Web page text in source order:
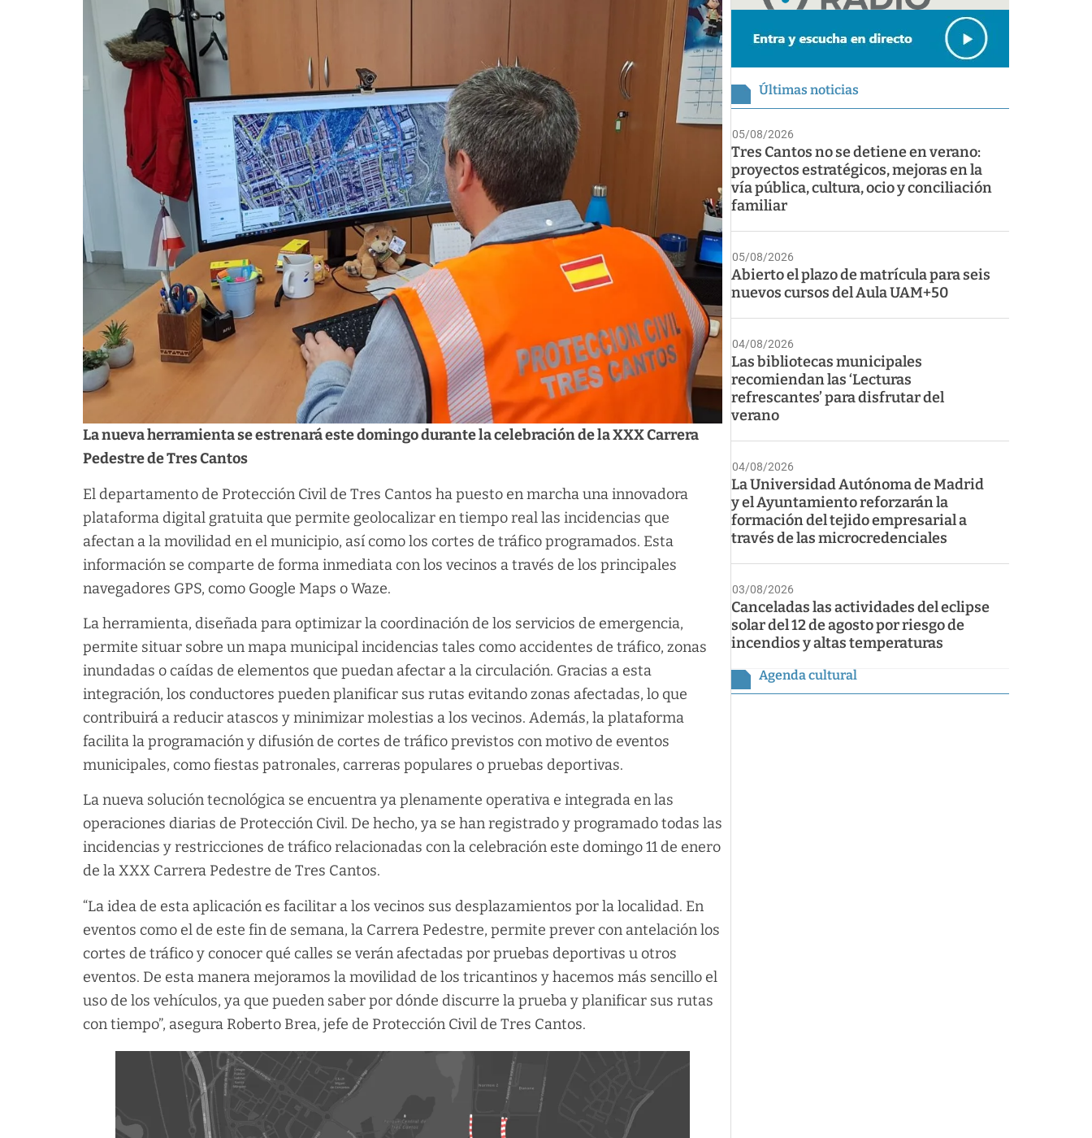
La nueva herramienta se estrenará este domingo durante la celebración de la XXX Carrera
Pedestre de Tres Cantos
El departamento de Protección Civil de Tres Cantos ha puesto en marcha una innovadora
plataforma digital gratuita que permite geolocalizar en tiempo real las incidencias que
afectan a la movilidad en el municipio, así como los cortes de tráfico programados. Esta
información se comparte de forma inmediata con los vecinos a través de los principales
navegadores GPS, como Google Maps o Waze.
La herramienta, diseñada para optimizar la coordinación de los servicios de emergencia,
permite situar sobre un mapa municipal incidencias tales como accidentes de tráfico, zonas
inundadas o caídas de elementos que puedan afectar a la circulación. Gracias a esta
integración, los conductores pueden planificar sus rutas evitando zonas afectadas, lo que
contribuirá a reducir atascos y minimizar molestias a los vecinos. Además, la plataforma
facilita la programación y difusión de cortes de tráfico previstos con motivo de eventos
municipales, como fiestas patronales, carreras populares o pruebas deportivas.
La nueva solución tecnológica se encuentra ya plenamente operativa e integrada en las
operaciones diarias de Protección Civil. De hecho, ya se han registrado y programado todas las
incidencias y restricciones de tráfico relacionadas con la celebración este domingo 11 de enero
de la XXX Carrera Pedestre de Tres Cantos.
“La idea de esta aplicación es facilitar a los vecinos sus desplazamientos por la localidad. En
eventos como el de este fin de semana, la Carrera Pedestre, permite prever con antelación los
cortes de tráfico y conocer qué calles se verán afectadas por pruebas deportivas u otros
eventos. De esta manera mejoramos la movilidad de los tricantinos y hacemos más sencillo el
uso de los vehículos, ya que pueden saber por dónde discurre la prueba y planificar sus rutas
con tiempo”, asegura Roberto Brea, jefe de Protección Civil de Tres Cantos.
Últimas noticias
05/08/2026
Tres Cantos no se detiene en verano:
proyectos estratégicos, mejoras en la
vía pública, cultura, ocio y conciliación
familiar
05/08/2026
Abierto el plazo de matrícula para seis
nuevos cursos del Aula UAM+50
04/08/2026
Las bibliotecas municipales
recomiendan las ‘Lecturas
refrescantes’ para disfrutar del
verano
04/08/2026
La Universidad Autónoma de Madrid
y el Ayuntamiento reforzarán la
formación del tejido empresarial a
través de las microcredenciales
03/08/2026
Canceladas las actividades del eclipse
solar del 12 de agosto por riesgo de
incendios y altas temperaturas
Agenda cultural